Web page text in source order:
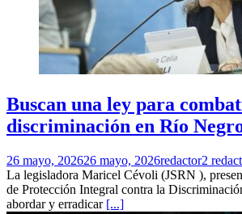
Buscan una ley para
discriminación en Río
26 mayo, 202626 mayo, 2026redactor2
La legisladora Maricel Cévoli (JSRN ),
de Protección Integral contra la
abordar y erradicar [...]